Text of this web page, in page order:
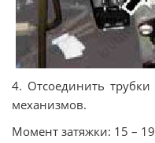
4. Отсоединить
механизмов.
Момент затяжки: 15 –